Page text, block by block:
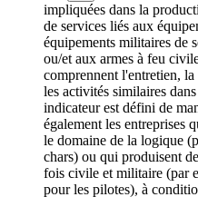
impliquées dans la
de services liés aux
équipements militaires de
ou/et aux armes à feu
comprennent l'entretien, la
les activités similaires
indicateur est défini de
également les entreprises
le domaine de la logique
chars) ou qui produisent
fois civile et militaire (par
pour les pilotes), à